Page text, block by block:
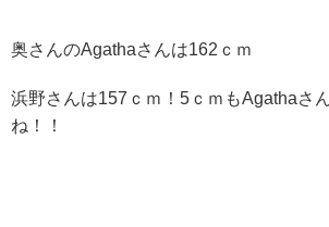
奥さんのAgathaさんは162ｃｍ
浜野さんは157ｃｍ！5ｃｍもAgathaさ
ね！！